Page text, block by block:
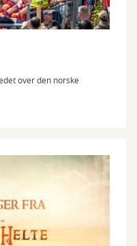
over den norske